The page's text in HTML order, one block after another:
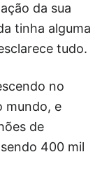
da sua
tinha alguma
tudo.
no
mundo, e
de
400 mil